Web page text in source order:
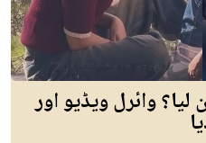
وائرل ویڈیو اور